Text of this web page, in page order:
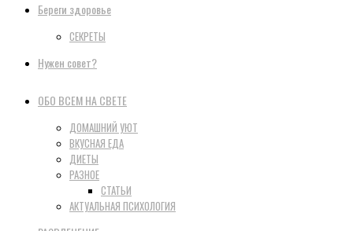
Береги здоровье
СЕКРЕТЫ
Нужен совет?
ОБО ВСЕМ НА СВЕТЕ
ДОМАШНИЙ УЮТ
ВКУСНАЯ ЕДА
ДИЕТЫ
РАЗНОЕ
СТАТЬИ
АКТУАЛЬНАЯ ПСИХОЛОГИЯ